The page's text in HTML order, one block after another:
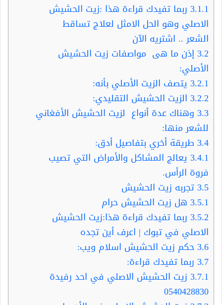
3.1.1 ربما تفيدك قراءة هذا :زيت الحشيش
الاصلي وهو الحل الامثل لعلاج تساقط
الشعر .. اشتريه الآن
3.2 إذن ما هى مواصفات زيت الحشيش
الأصلي:
3.2.1 يتصف الزيت الأصلي بأنه:
3.2.2 الزيت الحشيش التقليدي:
3.3 وهناك عدة أنواع لزيت الحشيش الأفغاني
للشعر منها:
3.4 طريقة أخري بتفاصيل أدق:
3.4.1 يعالج المشاكل والأمراض التي تصيب
فروة الرأس.
3.5تجربه زيت الحشيش
3.5.1 هل زيت الحشيش حرام
3.5.2 ربما تفيدك قراءة هذا:زيت الحشيش
الاصلي في تبوك | اعرف أين تجده
3.6حكم زيت الحشيش اسلام ويب:
3.7 ربما تفيدك قراءة:
3.7.1 زيت الحشيش الاصلي في احد رفيدة
0540428830